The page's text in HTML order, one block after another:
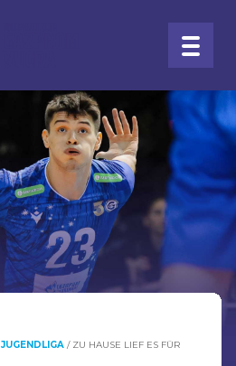
JUGENDLIGA / ZU HAUSE LIEF ES FÜR